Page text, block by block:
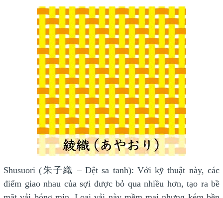
Shusuori (朱子織 – Dệt sa tanh): Với kỹ thuật này, các
điểm giao nhau của sợi được bỏ qua nhiều hơn, tạo ra bề